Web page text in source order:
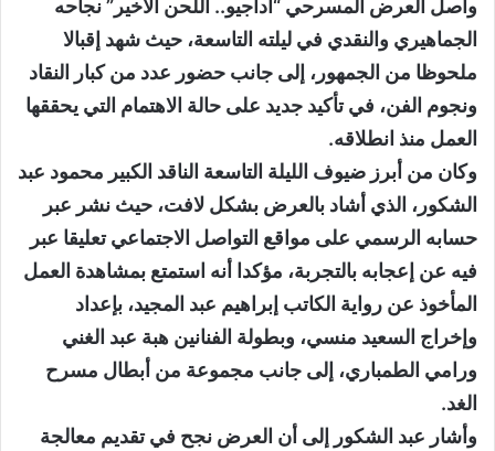
واصل العرض المسرحي “أداجيو.. اللحن الأخير” نجاحه
الجماهيري والنقدي في ليلته التاسعة، حيث شهد إقبالا
ملحوظا من الجمهور، إلى جانب حضور عدد من كبار النقاد
ونجوم الفن، في تأكيد جديد على حالة الاهتمام التي يحققها
العمل منذ انطلاقه.
وكان من أبرز ضيوف الليلة التاسعة الناقد الكبير محمود عبد
الشكور، الذي أشاد بالعرض بشكل لافت، حيث نشر عبر
حسابه الرسمي على مواقع التواصل الاجتماعي تعليقا عبر
فيه عن إعجابه بالتجربة، مؤكدا أنه استمتع بمشاهدة العمل
المأخوذ عن رواية الكاتب إبراهيم عبد المجيد، بإعداد
وإخراج السعيد منسي، وبطولة الفنانين هبة عبد الغني
ورامي الطمباري، إلى جانب مجموعة من أبطال مسرح
الغد.
وأشار عبد الشكور إلى أن العرض نجح في تقديم معالجة